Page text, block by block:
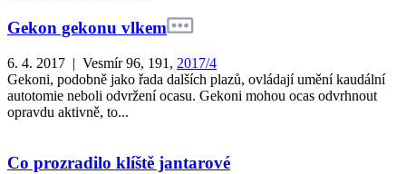
Gekon gekonu vlkem
6. 4. 2017 | Vesmír 96, 191, 2017/4
Gekoni, podobně jako řada dalších plazů, ovládají umění kaudální
autotomie neboli odvržení ocasu. Gekoni mohou ocas odvrhnout
opravdu aktivně, to...
Co prozradilo klíště jantarové